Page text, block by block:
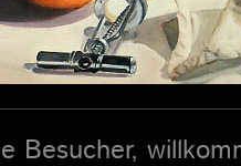
Besucher,